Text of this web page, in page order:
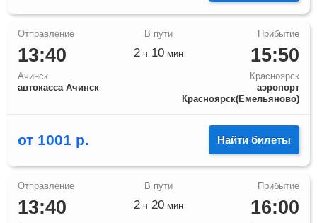
13:40
Ачинск
автокасса Ачинск
15:50
Красноярск
аэропорт
Красноярск(Емельяново)
2 ч 10 мин
от 1001 р. Найти билеты
13:40 16:00
2 ч 20 мин